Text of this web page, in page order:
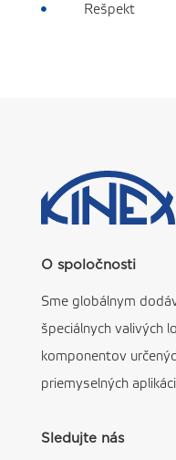
 Rešpekt
O spoločnosti
Sme globálnym
špeciálnych valivých
komponentov
priemyselných
Sledujte nás